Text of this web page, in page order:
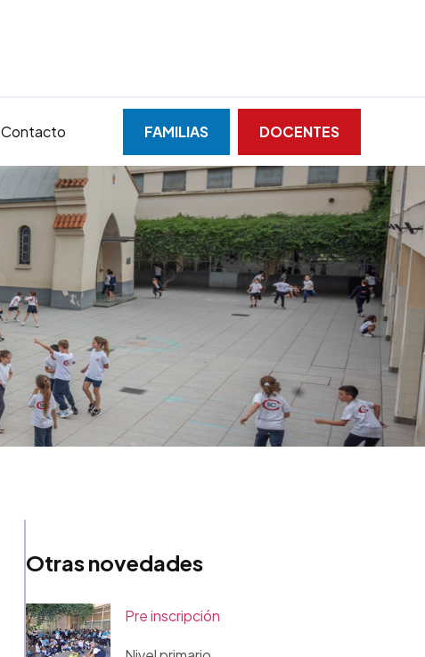
Contacto FAMILIAS DOCENTES
Otras novedades
Pre inscripción